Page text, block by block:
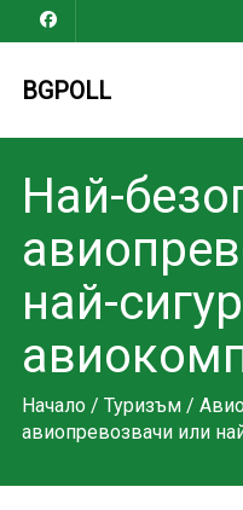
BGPOLL
Най-
най-
Начало/ Туризъм/
авиопревозвачи или